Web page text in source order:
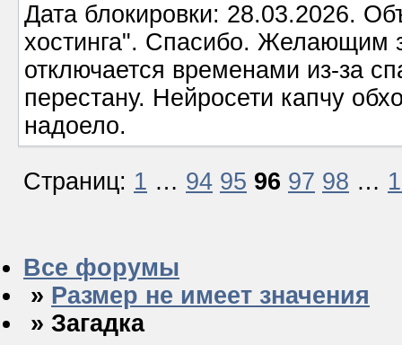
Дата блокировки: 28.03.2026.
хостинга". Спасибо. Желающим
отключается временами из-за
перестану. Нейросети капчу
надоело.
Страниц: 1 … 94 95 96 97 98 …
Все форумы
» Размер не имеет значения
» Загадка